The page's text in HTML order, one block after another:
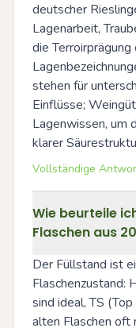
deutscher
Lagenarbeit,
die
stehen für
Einflüsse;
Lagenwissen, um
klarer
Vollständige
Wie beurteile
Flaschen aus
Der Füllstand ist
Flaschenzustand:
sind ideal, TS
alten Flaschen oft